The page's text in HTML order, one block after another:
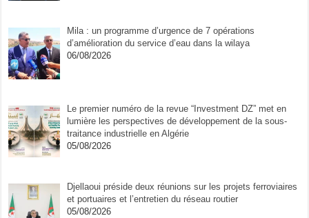
Mila : un programme d’urgence de 7 opérations
d’amélioration du service d’eau dans la wilaya
06/08/2026
Le premier numéro de la revue “Investment DZ” met en
lumière les perspectives de développement de la sous-
traitance industrielle en Algérie
05/08/2026
Djellaoui préside deux réunions sur les projets ferroviaires
et portuaires et l’entretien du réseau routier
05/08/2026